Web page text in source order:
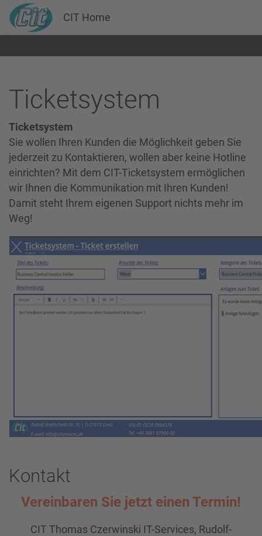
CIT Home
Ticketsystem
Ticketsystem
Sie wollen Ihren Kunden die Möglichkeit geben Sie
jederzeit zu Kontaktieren, wollen aber keine Hotline
einrichten? Mit dem CIT-Ticketsystem ermöglichen
wir Ihnen die Kommunikation mit Ihren Kunden!
Damit steht Ihrem eigenen Support nichts mehr im
Weg!
Kontakt
Vereinbaren Sie jetzt einen Termin!
CIT Thomas Czerwinski IT-Services, Rudolf-